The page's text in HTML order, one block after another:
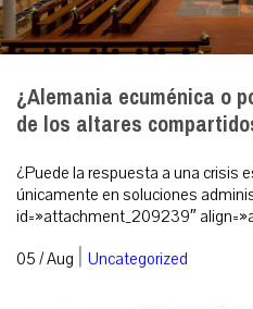
¿Alemania ecuménica o
de los altares
¿Puede la respuesta a una crisis
únicamente en soluciones
id=»attachment_209239″
05 / Aug | Uncategorized